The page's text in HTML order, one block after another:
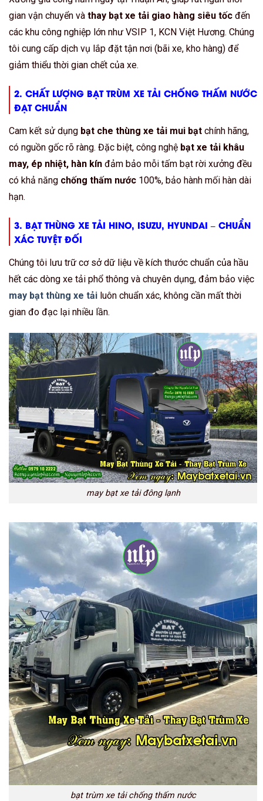
gian vận chuyển và thay bạt xe tải giao hàng siêu tốc đến
các khu công nghiệp lớn như VSIP 1, KCN Việt Hương. Chúng
tôi cung cấp dịch vụ lắp đặt tận nơi (bãi xe, kho hàng) để
giảm thiểu thời gian chết của xe.
2. CHẤT LƯỢNG BẠT TRÙM XE TẢI CHỐNG THẤM NƯỚC
ĐẠT CHUẨN
Cam kết sử dụng bạt che thùng xe tải mui bạt chính hãng,
có nguồn gốc rõ ràng. Đặc biệt, công nghệ bạt xe tải khâu
may, ép nhiệt, hàn kín đảm bảo mỗi tấm bạt rời xưởng đều
có khả năng chống thấm nước 100%, bảo hành mối hàn dài
hạn.
3. BẠT THÙNG XE TẢI HINO, ISUZU, HYUNDAI – CHUẨN
XÁC TUYỆT ĐỐI
Chúng tôi lưu trữ cơ sở dữ liệu về kích thước chuẩn của hầu
hết các dòng xe tải phổ thông và chuyên dụng, đảm bảo việc
may bạt thùng xe tải luôn chuẩn xác, không cần mất thời
gian đo đạc lại nhiều lần.
may bạt xe tải đông lạnh
bạt trùm xe tải chống thấm nước